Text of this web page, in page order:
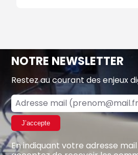
NOTRE NEWSLETTER
Restez au courant des enjeux
J’accepte
En indiquant votre adresse